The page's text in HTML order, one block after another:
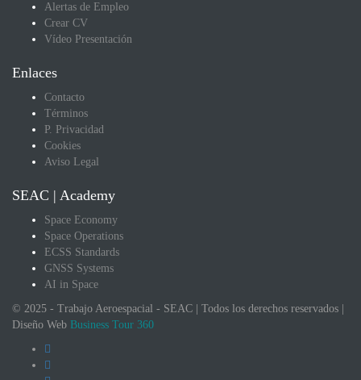
Alertas de Empleo
Crear CV
Vídeo Presentación
Enlaces
Contacto
Términos
P. Privacidad
Cookies
Aviso Legal
SEAC | Academy
Space Economy
Space Operations
ECSS Standards
GNSS Systems
AI in Space
© 2025 - Trabajo Aeroespacial - SEAC | Todos los derechos reservados |
Diseño Web Business Tour 360